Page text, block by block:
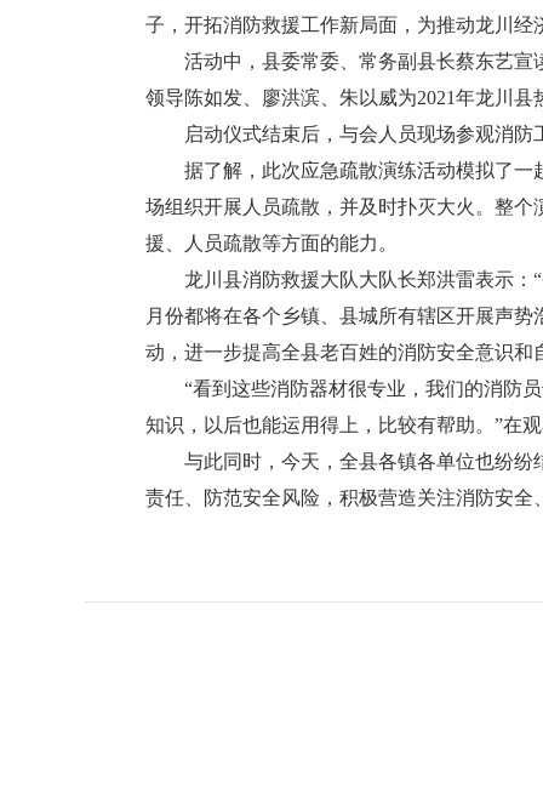
子，开拓消防救援工作新局面，为推动龙川
活动中，县委常委、常务副县长蔡东艺宣
领导陈如发、廖洪滨、朱以威为2021年龙川
启动仪式结束后，与会人员现场参观消防
据了解，此次应急疏散演练活动模拟了一
场组织开展人员疏散，并及时扑灭大火。整
援、人员疏散等方面的能力。
龙川县消防救援大队大队长郑洪雷表示：“
月份都将在各个乡镇、县城所有辖区开展声
动，进一步提高全县老百姓的消防安全意识和
“看到这些消防器材很专业，我们的消防员
知识，以后也能运用得上，比较有帮助。”在
与此同时，今天，全县各镇各单位也纷纷
责任、防范安全风险，积极营造关注消防安全